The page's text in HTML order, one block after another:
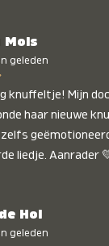
Mols
geleden
knuffeltje! Mijn
haar nieuwe
liedje. Aanrader
Hol
geleden